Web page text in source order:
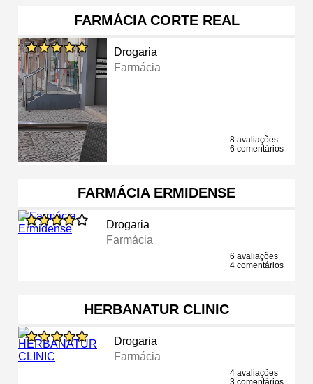
FARMÁCIA CORTE REAL
Drogaria
Farmácia
8 avaliações
6 comentários
FARMÁCIA ERMIDENSE
Drogaria
Farmácia
6 avaliações
4 comentários
HERBANATUR CLINIC
Drogaria
Farmácia
4 avaliações
3 comentários